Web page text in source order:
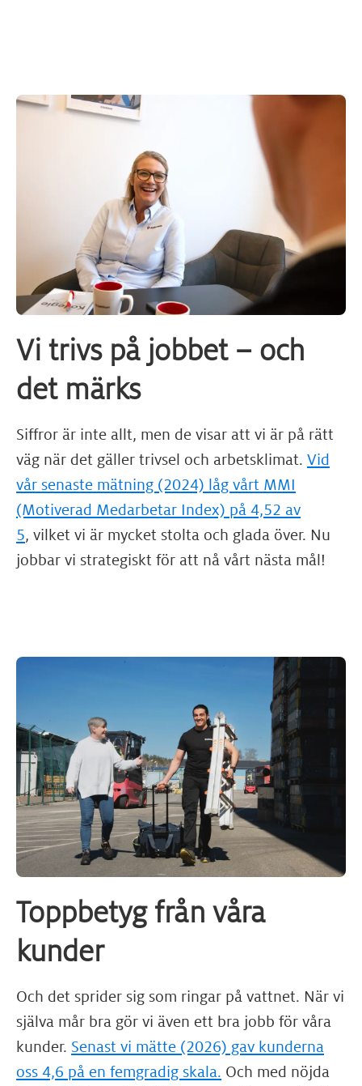
Vi trivs på jobbet – och
det märks
Siffror är inte allt, men de visar att vi är på rätt
väg när det gäller trivsel och arbetsklimat. Vid
vår senaste mätning (2024) låg vårt MMI
(Motiverad Medarbetar Index) på 4,52 av
5, vilket vi är mycket stolta och glada över. Nu
jobbar vi strategiskt för att nå vårt nästa mål!
Toppbetyg från våra
kunder
Och det sprider sig som ringar på vattnet. När vi
själva mår bra gör vi även ett bra jobb för våra
kunder. Senast vi mätte (2026) gav kunderna
oss 4,6 på en femgradig skala. Och med nöjda